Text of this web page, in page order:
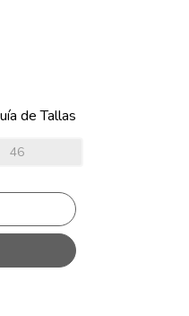
de Tallas
46